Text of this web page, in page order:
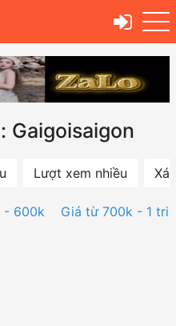
Gaigoisaigon
Lượt xem nhiều
- 600k Giá từ 700k - 1